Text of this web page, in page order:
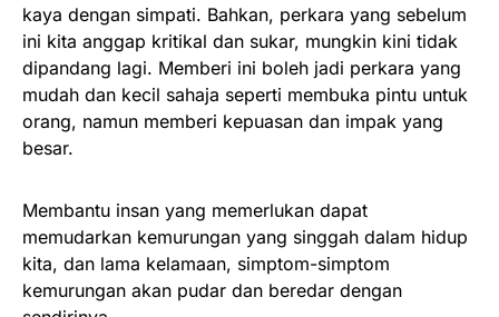
kaya dengan simpati. Bahkan, perkara yang sebelum
ini kita anggap kritikal dan sukar, mungkin kini tidak
dipandang lagi. Memberi ini boleh jadi perkara yang
mudah dan kecil sahaja seperti membuka pintu untuk
orang, namun memberi kepuasan dan impak yang
besar.
Membantu insan yang memerlukan dapat
memudarkan kemurungan yang singgah dalam hidup
kita, dan lama kelamaan, simptom-simptom
kemurungan akan pudar dan beredar dengan